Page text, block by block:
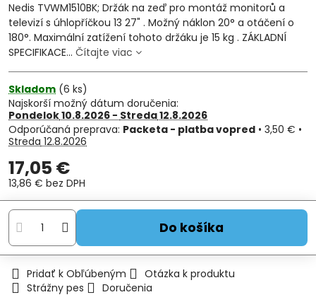
Nedis TVWM1510BK; Držák na zeď pro montáž monitorů a
televizí s úhlopříčkou 13 27" . Možný náklon 20° a otáčení o
180°. Maximální zatížení tohoto držáku je 15 kg . ZÁKLADNÍ
SPECIFIKACE... Čítajte viac
Skladom (6 ks)
Najskorší možný dátum doručenia:
Pondelok10.8.2026 −Streda12.8.2026
Packeta - platba vopred • 3,50 € •
Streda12.8.2026
17,05 €
13,86 € bez DPH
Do košíka
Pridať k Obľúbeným
Otázka k produktu
Strážny pes
Doručenia